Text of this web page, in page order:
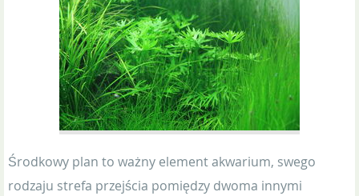
Środkowy plan to ważny element akwarium, swego
rodzaju strefa przejścia pomiędzy dwoma innymi